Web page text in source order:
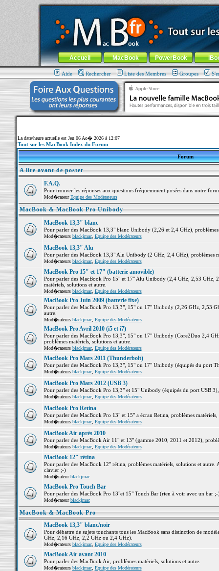
MacBook-fr.com : 100% Apple... 100% nomade !
Aller au contenu-Aller au menu général-Aller au menu de
Menu général
Accueil MacBook PowerBook
Aide Rechercher Liste des Membres Groupes
La date/heure actuelle est Jeu 06 Ao� 2026 à 12:07
Tout sur les MacBook Index du Forum
Forum
A lire avant de poster
F.A.Q.
Pour trouver les réponses aux questions fréquemment posées dans notre
Mod�rateurEquipe des Modérateurs
MacBook & MacBook Pro Unibody
MacBook 13,3" blanc
Pour parler des MacBook 13,3" blanc Unibody (2,26 et 2,4 GHz),
Mod�rateurs blackjmac, Equipe des Modérateurs
MacBook 13,3" Alu
Pour parler des MacBook 13,3" Alu Unibody (2 GHz, 2,4 GHz), problèmes
Mod�rateurs blackjmac, Equipe des Modérateurs
MacBook Pro 15" et 17" (batterie amovible)
Pour parler des MacBook Pro 15" et 17" Alu Unibody (2,4 GHz, 2,53 GHz,
matériels, solutions et autre.
Mod�rateurs blackjmac, Equipe des Modérateurs
MacBook Pro Juin 2009 (batterie fixe)
Pour parler des MacBook Pro 13,3", 15" ou 17" Unibody (2,26 GHz, 2,53
autre.
Mod�rateurs blackjmac, Equipe des Modérateurs
MacBook Pro Avril 2010 (i5 et i7)
Pour parler des MacBook Pro 13,3", 15" ou 17" Unibody (Core2Duo 2,4
problèmes matériels, solutions et autre.
Mod�rateurs blackjmac, Equipe des Modérateurs
MacBook Pro Mars 2011 (Thunderbolt)
Pour parler des MacBook Pro 13,3", 15" ou 17" Unibody (équipés du port
Mod�rateurs blackjmac, Equipe des Modérateurs
MacBook Pro Mars 2012 (USB 3)
Pour parler des MacBook Pro 13,3" et 15" Unibody (équipés du port USB
Mod�rateurs blackjmac, Equipe des Modérateurs
MacBook Pro Retina
Pour parler des MacBook Pro 13" et 15" a écran Retina, problèmes matériels,
Mod�rateurs blackjmac, Equipe des Modérateurs
MacBook Air après 2010
Pour parler des MacBook Air 11" et 13" (gamme 2010, 2011 et 2012),
Mod�rateurs blackjmac, Equipe des Modérateurs
MacBook 12" rétina
Pour parler des MacBook 12" rétina, problèmes matériels, solutions et
clavier ;-)
Mod�rateurblackjmac
MacBook Pro Touch Bar
Pour parler des MacBook Pro 13"et 15" Touch Bar (rien à voir avec un bar
Mod�rateurblackjmac
MacBook & MacBook Pro
MacBook 13,3" blanc/noir
Pour débattre de sujets touchants tous les MacBook sans distinction de
GHz, 2,16 GHz, 2,2 GHz ou 2,4 GHz).
Mod�rateurs blackjmac, Equipe des Modérateurs
MacBook Air avant 2010
Pour parler des MacBook Air, problèmes matériels, solutions et autre.
Mod�rateurs blackjmac, Equipe des Modérateurs